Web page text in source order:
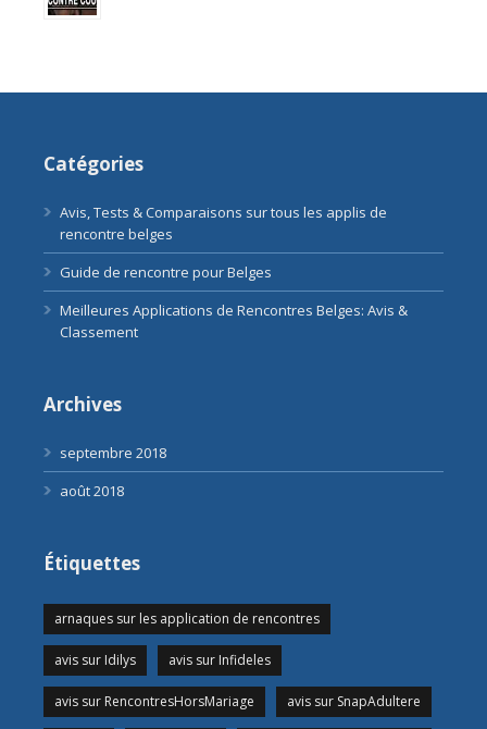
Catégories
Avis, Tests & Comparaisons sur tous les applis de
rencontre belges
Guide de rencontre pour Belges
Meilleures Applications de Rencontres Belges: Avis &
Classement
Archives
septembre 2018
août 2018
Étiquettes
arnaques sur les application de rencontres
avis sur Idilys avis sur Infideles
avis sur RencontresHorsMariage avis sur SnapAdultere